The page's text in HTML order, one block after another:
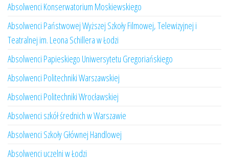
Absolwenci Konserwatorium Moskiewskiego
Absolwenci Państwowej Wyższej Szkoły Filmowej, Telewizyjnej i
Teatralnej im. Leona Schillera w Łodzi
Absolwenci Papieskiego Uniwersytetu Gregoriańskiego
Absolwenci Politechniki Warszawskiej
Absolwenci Politechniki Wrocławskiej
Absolwenci szkół średnich w Warszawie
Absolwenci Szkoły Głównej Handlowej
Absolwenci uczelni w Łodzi